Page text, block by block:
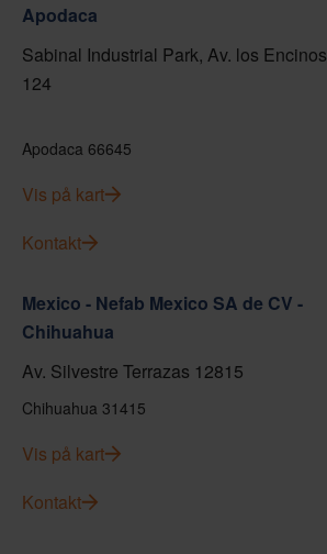
Apodaca
Sabinal Industrial Park, Av. los Encinos
124
Apodaca 66645
Vis på kart
Kontakt
Mexico - Nefab Mexico SA de CV -
Chihuahua
Av. Silvestre Terrazas 12815
Chihuahua 31415
Vis på kart
Kontakt